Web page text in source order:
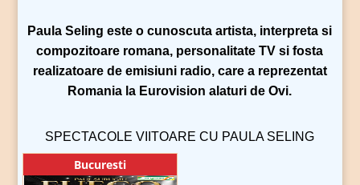
Paula Seling este o cunoscuta artista, interpreta si
compozitoare romana, personalitate TV si fosta
realizatoare de emisiuni radio, care a reprezentat
Romania la Eurovision alaturi de Ovi.
SPECTACOLE VIITOARE CU PAULA SELING
Bucuresti